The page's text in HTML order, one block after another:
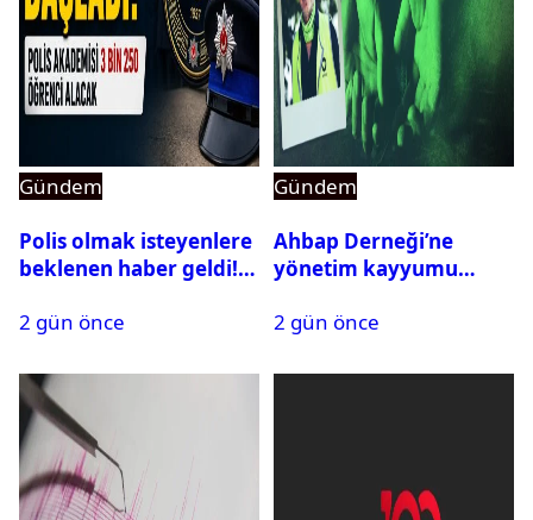
Gündem
Polis olmak isteyenlere
beklenen haber geldi!
2 gün önce
Gündem
Ahbap Derneği’ne
yönetim kayyumu
açıldı
2 gün önce